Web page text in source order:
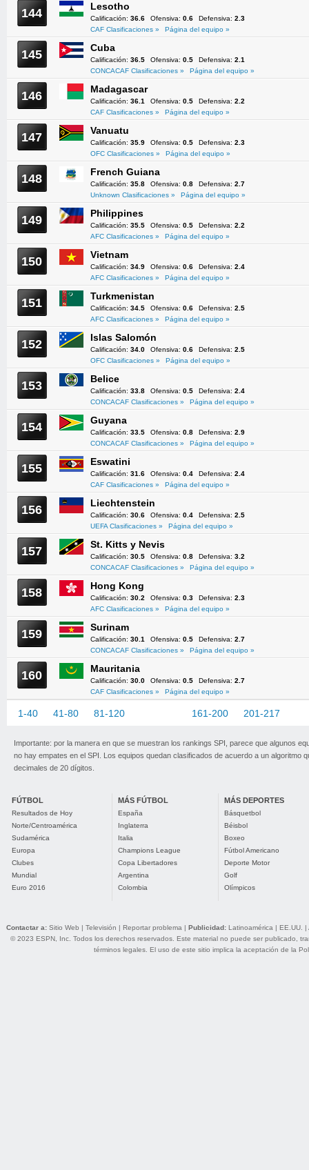
144 Lesotho
Calificación: 36.6 Ofensiva: 0.6 Defensiva: 2.3
CAF Clasificaciones »
Página del equipo »
145 Cuba
Calificación: 36.5 Ofensiva: 0.5 Defensiva: 2.1
CONCACAF Clasificaciones »
Página del equipo »
146 Madagascar
Calificación: 36.1 Ofensiva: 0.5 Defensiva: 2.2
CAF Clasificaciones »
Página del equipo »
147 Vanuatu
Calificación: 35.9 Ofensiva: 0.5 Defensiva: 2.3
OFC Clasificaciones »
Página del equipo »
148 French Guiana
Calificación: 35.8 Ofensiva: 0.8 Defensiva: 2.7
Unknown Clasificaciones »
Página del equipo »
149 Philippines
Calificación: 35.5 Ofensiva: 0.5 Defensiva: 2.2
AFC Clasificaciones »
Página del equipo »
150 Vietnam
Calificación: 34.9 Ofensiva: 0.6 Defensiva: 2.4
AFC Clasificaciones »
Página del equipo »
151 Turkmenistan
Calificación: 34.5 Ofensiva: 0.6 Defensiva: 2.5
AFC Clasificaciones »
Página del equipo »
152 Islas Salomón
Calificación: 34.0 Ofensiva: 0.6 Defensiva: 2.5
OFC Clasificaciones »
Página del equipo »
153 Belice
Calificación: 33.8 Ofensiva: 0.5 Defensiva: 2.4
CONCACAF Clasificaciones »
Página del equipo »
154 Guyana
Calificación: 33.5 Ofensiva: 0.8 Defensiva: 2.9
CONCACAF Clasificaciones »
Página del equipo »
155 Eswatini
Calificación: 31.6 Ofensiva: 0.4 Defensiva: 2.4
CAF Clasificaciones »
Página del equipo »
156 Liechtenstein
Calificación: 30.6 Ofensiva: 0.4 Defensiva: 2.5
UEFA Clasificaciones »
Página del equipo »
157 St. Kitts y Nevis
Calificación: 30.5 Ofensiva: 0.8 Defensiva: 3.2
CONCACAF Clasificaciones »
Página del equipo »
158 Hong Kong
Calificación: 30.2 Ofensiva: 0.3 Defensiva: 2.3
AFC Clasificaciones »
Página del equipo »
159 Surinam
Calificación: 30.1 Ofensiva: 0.5 Defensiva: 2.7
CONCACAF Clasificaciones »
Página del equipo »
160 Mauritania
Calificación: 30.0 Ofensiva: 0.5 Defensiva: 2.7
CAF Clasificaciones »
Página del equipo »
1-40 41-80 81-120 161-200 201-217
Importante: por la manera en que se muestran los rankings SPI, parece que algunos
no hay empates en el SPI. Los equipos quedan clasificados de acuerdo a un algoritmo
decimales de 20 dígitos.
FÚTBOL
Resultados de Hoy
Norte/Centroamérica
Sudamérica
Europa
Clubes
Mundial
Euro 2016
MÁS FÚTBOL
España
Inglaterra
Italia
Champions League
Copa Libertadores
Argentina
Colombia
MÁS DEPORTES
Básquetbol
Béisbol
Boxeo
Fútbol Americano
Deporte Motor
Golf
Olímpicos
Contactar a: Sitio Web | Televisión | Reportar problema | Publicidad: Latinoamérica | EE.UU. |
© 2023 ESPN, Inc. Todos los derechos reservados. Este material no puede ser publicado,
términos legales. El uso de este sitio implica la aceptación de la